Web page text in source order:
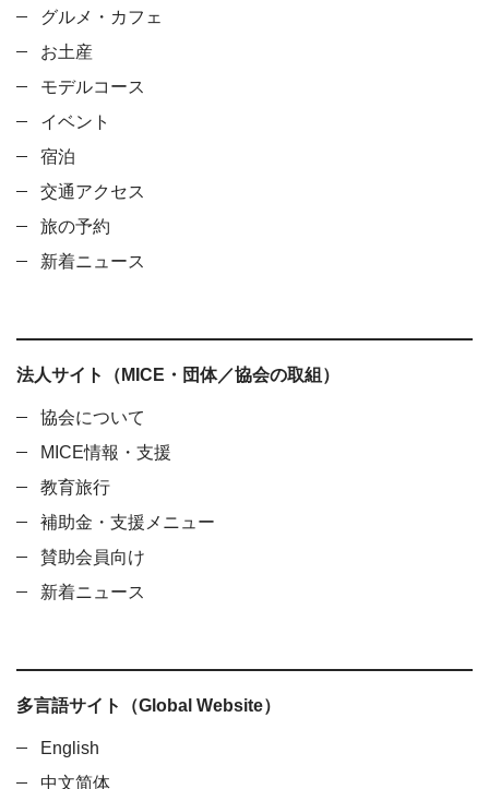
グルメ・カフェ
お土産
モデルコース
イベント
宿泊
交通アクセス
旅の予約
新着ニュース
法人サイト（MICE・団体／協会の取組）
協会について
MICE情報・支援
教育旅行
補助金・支援メニュー
賛助会員向け
新着ニュース
多言語サイト（Global Website）
English
中文简体